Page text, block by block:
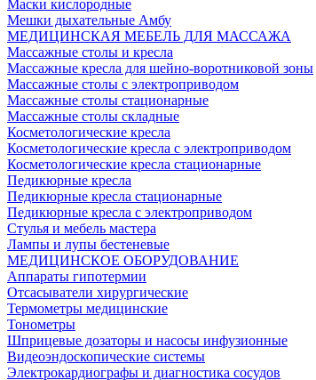
Маски кислородные
Мешки дыхательные Амбу
МЕДИЦИНСКАЯ МЕБЕЛЬ ДЛЯ МАССАЖА
Массажные столы и кресла
Массажные кресла для шейно-воротниковой зоны
Массажные столы с электроприводом
Массажные столы стационарные
Массажные столы складные
Косметологические кресла
Косметологические кресла с электроприводом
Косметологические кресла стационарные
Педикюрные кресла
Педикюрные кресла стационарные
Педикюрные кресла с электроприводом
Стулья и мебель мастера
Лампы и лупы бестеневые
МЕДИЦИНСКОЕ ОБОРУДОВАНИЕ
Аппараты гипотермии
Отсасыватели хирургические
Термометры медицинские
Тонометры
Шприцевые дозаторы и насосы инфузионные
Видеоэндоскопические системы
Электрокардиографы и диагностика сосудов